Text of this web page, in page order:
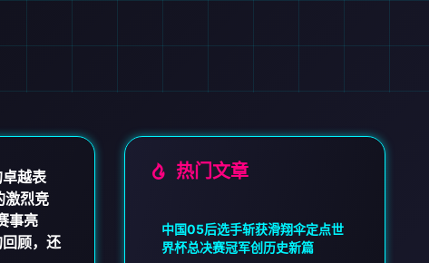
越表
激烈竞
事亮
顾，还
热门文章
中国05后选手斩获滑翔伞定点世
界杯总决赛冠军创历史新篇